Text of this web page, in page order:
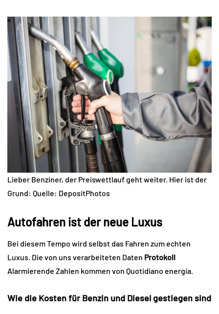
Lieber Benziner, der Preiswettlauf geht weiter. Hier ist der
Grund: Quelle: DepositPhotos
Autofahren ist der neue Luxus
Bei diesem Tempo wird selbst das Fahren zum echten
Luxus. Die von uns verarbeiteten Daten Protokoll
Alarmierende Zahlen kommen von Quotidiano energia.
Wie die Kosten für Benzin und Diesel gestiegen sind